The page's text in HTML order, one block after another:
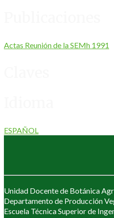
Actas Reunión de la SEMh 1991
ESPAÑOL
Unidad Docente de Botánica
Departamento de Producción
Escuela Técnica Superior de